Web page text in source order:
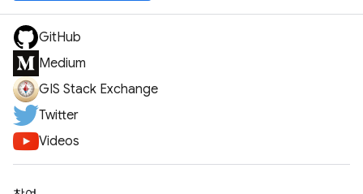
GitHub
Medium
GIS Stack Exchange
Twitter
Videos